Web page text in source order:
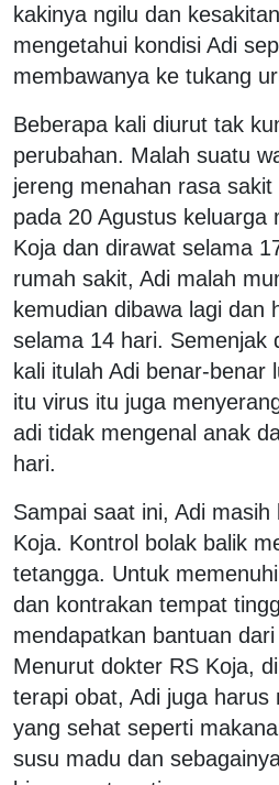
kakinya ngilu dan
mengetahui kondisi Adi
membawanya ke tukang
Beberapa kali diurut tak
perubahan. Malah suatu
jereng menahan rasa
pada 20 Agustus keluarga
Koja dan dirawat selama
rumah sakit, Adi malah
kemudian dibawa lagi dan
selama 14 hari. Semenjak
kali itulah Adi benar-benar
itu virus itu juga
adi tidak mengenal anak
hari.
Sampai saat ini, Adi
Koja. Kontrol bolak balik
tetangga. Untuk
dan kontrakan tempat
mendapatkan bantuan
Menurut dokter RS Koja,
terapi obat, Adi juga harus
yang sehat seperti
susu madu dan